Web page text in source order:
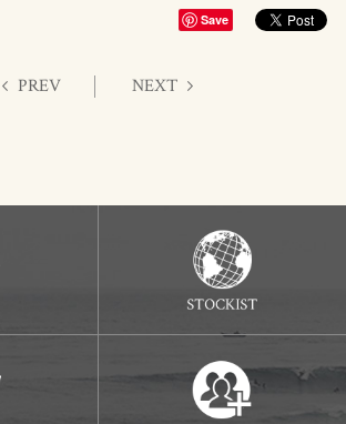
Save
PREV NEXT